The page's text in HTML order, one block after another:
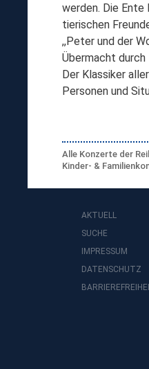
werden. Die
tierischen
,,Peter und der
Übermacht
Der Klassiker
Personen und
Alle Konzerte der
Kinder- &
AKTUELL
SUCHE
IMPRESSUM
DATENSCHUTZ